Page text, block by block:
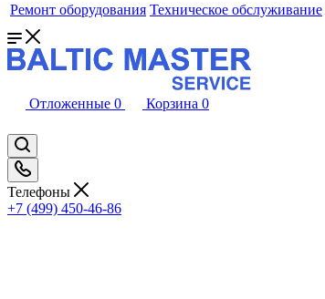
Ремонт оборудования Техническое обслуживание
Отложенные 0 Корзина 0
Телефоны
+7 (499) 450-46-86